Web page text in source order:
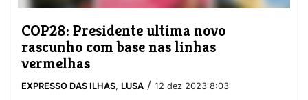
COP28: Presidente ultima novo
rascunho com base nas linhas
vermelhas
EXPRESSO DAS ILHAS, LUSA / 12 dez 2023 8:03